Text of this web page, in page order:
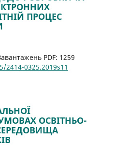
ПРОЦЕС
PDF: 1259
0325.2019s11
ОСВІТНЬО-